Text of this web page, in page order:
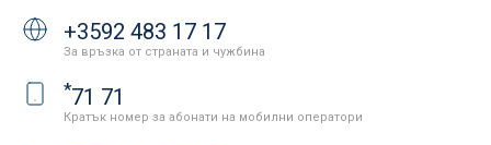
+3592 483 17 17
За връзка от страната и чужбина
*71 71
Кратък номер за абонати на мобилни оператори